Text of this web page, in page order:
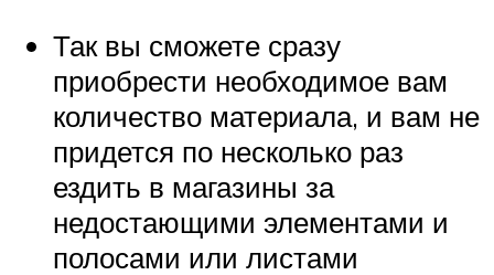
Так вы сможете сразу
приобрести необходимое вам
количество материала, и вам не
придется по несколько раз
ездить в магазины за
недостающими элементами и
полосами или листами